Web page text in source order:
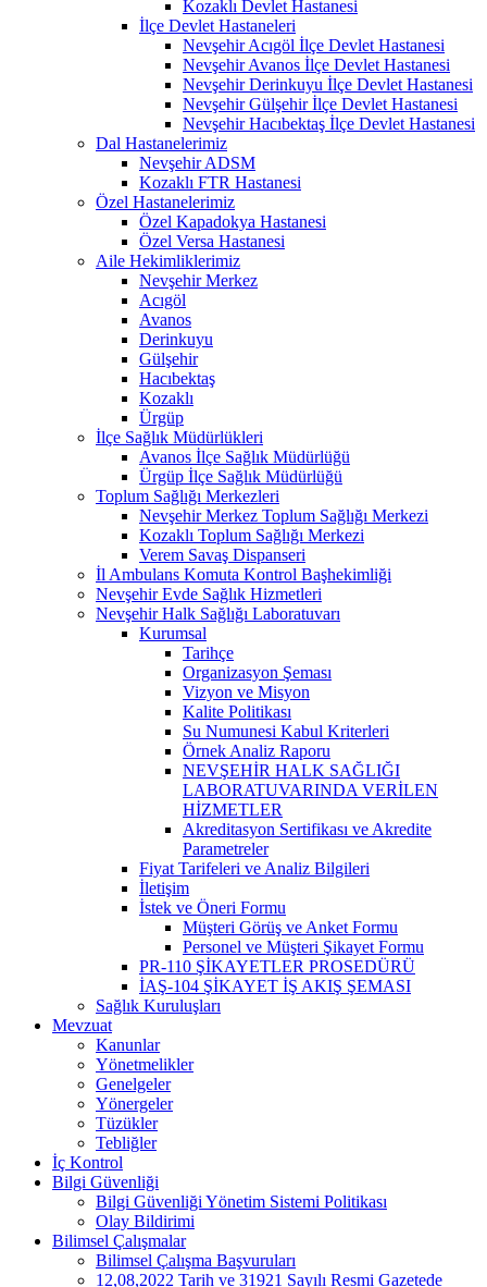
Kozaklı Devlet Hastanesi
İlçe Devlet Hastaneleri
Nevşehir Acıgöl İlçe Devlet Hastanesi
Nevşehir Avanos İlçe Devlet Hastanesi
Nevşehir Derinkuyu İlçe Devlet Hastanesi
Nevşehir Gülşehir İlçe Devlet Hastanesi
Nevşehir Hacıbektaş İlçe Devlet Hastanesi
Dal Hastanelerimiz
Nevşehir ADSM
Kozaklı FTR Hastanesi
Özel Hastanelerimiz
Özel Kapadokya Hastanesi
Özel Versa Hastanesi
Aile Hekimliklerimiz
Nevşehir Merkez
Acıgöl
Avanos
Derinkuyu
Gülşehir
Hacıbektaş
Kozaklı
Ürgüp
İlçe Sağlık Müdürlükleri
Avanos İlçe Sağlık Müdürlüğü
Ürgüp İlçe Sağlık Müdürlüğü
Toplum Sağlığı Merkezleri
Nevşehir Merkez Toplum Sağlığı Merkezi
Kozaklı Toplum Sağlığı Merkezi
Verem Savaş Dispanseri
İl Ambulans Komuta Kontrol Başhekimliği
Nevşehir Evde Sağlık Hizmetleri
Nevşehir Halk Sağlığı Laboratuvarı
Kurumsal
Tarihçe
Organizasyon Şeması
Vizyon ve Misyon
Kalite Politikası
Su Numunesi Kabul Kriterleri
Örnek Analiz Raporu
NEVŞEHİR HALK SAĞLIĞI
LABORATUVARINDA VERİLEN
HİZMETLER
Akreditasyon Sertifikası ve Akredite
Parametreler
Fiyat Tarifeleri ve Analiz Bilgileri
İletişim
İstek ve Öneri Formu
Müşteri Görüş ve Anket Formu
Personel ve Müşteri Şikayet Formu
PR-110 ŞİKAYETLER PROSEDÜRÜ
İAŞ-104 ŞİKAYET İŞ AKIŞ ŞEMASI
Sağlık Kuruluşları
Mevzuat
Kanunlar
Yönetmelikler
Genelgeler
Yönergeler
Tüzükler
Tebliğler
İç Kontrol
Bilgi Güvenliği
Bilgi Güvenliği Yönetim Sistemi Politikası
Olay Bildirimi
Bilimsel Çalışmalar
Bilimsel Çalışma Başvuruları
12,08,2022 Tarih ve 31921 Sayılı Resmi Gazetede